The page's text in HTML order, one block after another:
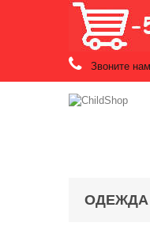
Звоните
ОДЕЖДА